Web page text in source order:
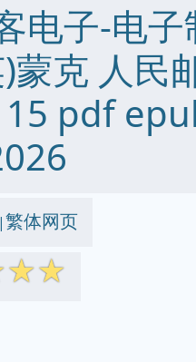
电子-电
蒙克 人民
pdf
繁体网页
☆☆